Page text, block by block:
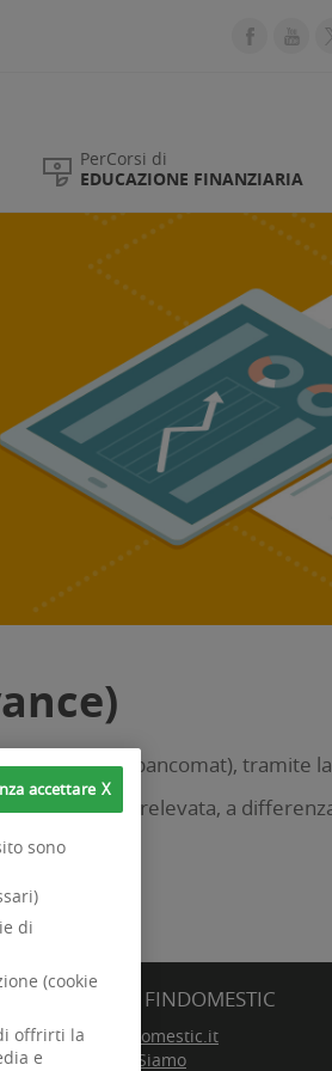
PerCorsi di
EDUCAZIONE FINANZIARIA
automatico (bancomat), tramite
di denaro prelevata, a
SITI FINDOMESTIC
Findomestic.it
Chi Siamo
sono
di
(cookie
offrirti la
e
accettare